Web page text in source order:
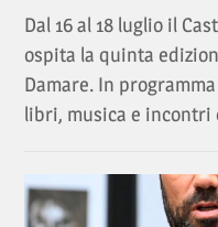
Dal 16 al 18 luglio il
ospita la quinta
Damare. In
libri, musica e incontri